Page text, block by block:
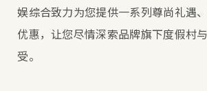
娱综合致力为您提供一系列尊尚礼遇
优惠，让您尽情深索品牌旗下度假村
受。